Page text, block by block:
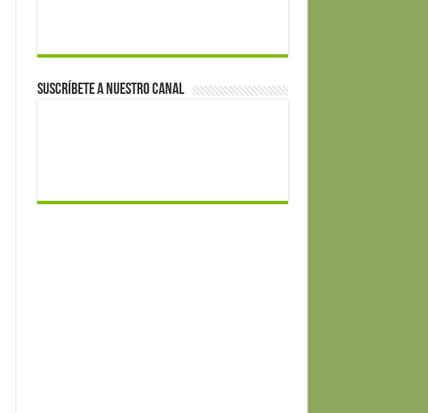
Suscríbete a nuestro canal